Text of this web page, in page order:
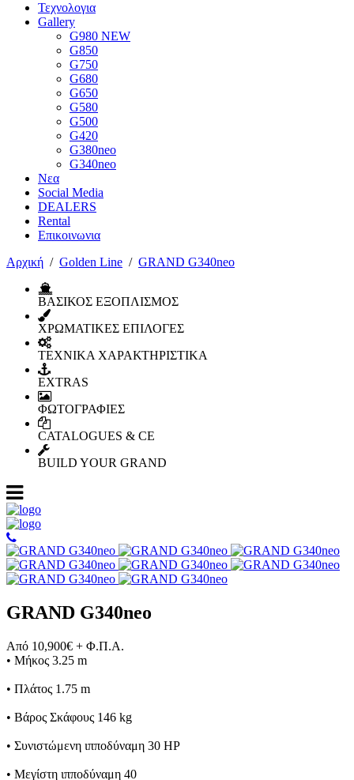
Τεχνολογια
Gallery
G980 NEW
G850
G750
G680
G650
G580
G500
G420
G380neo
G340neo
Νεα
Social Media
DEALERS
Rental
Επικοινωνια
Αρχική / Golden Line / GRAND G340neo
ΒΑΣΙΚΟΣ ΕΞΟΠΛΙΣΜΟΣ
ΧΡΩΜΑΤΙΚΕΣ ΕΠΙΛΟΓΕΣ
ΤΕΧΝΙΚΑ ΧΑΡΑΚΤΗΡΙΣΤΙΚΑ
EXTRAS
ΦΩΤΟΓΡΑΦΙΕΣ
CATALOGUES & CE
BUILD YOUR GRAND
GRAND G340neo
Από 10,900€ + Φ.Π.Α.
• Μήκος 3.25 m
• Πλάτος 1.75 m
• Βάρος Σκάφους 146 kg
• Συνιστώμενη ιπποδύναμη 30 HP
• Μεγίστη ιπποδύναμη 40